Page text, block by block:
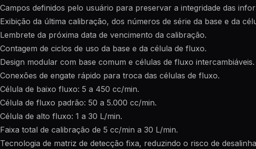
Campos definidos pelo usuário para preservar a integridade das
Exibição da última calibração, dos números de série da base e da
Lembrete da próxima data de vencimento da calibração.
Contagem de ciclos de uso da base e da célula de fluxo.
Design modular com base comum e células de fluxo intercambiáveis.
Conexões de engate rápido para troca das células de fluxo.
Célula de baixo fluxo: 5 a 450 cc/min.
Célula de fluxo padrão: 50 a 5.000 cc/min.
Célula de alto fluxo: 1 a 30 L/min.
Faixa total de calibração de 5 cc/min a 30 L/min.
Tecnologia de matriz de detecção fixa, reduzindo o risco de